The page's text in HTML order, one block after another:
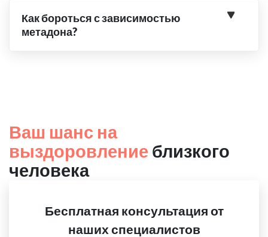
Как бороться с зависимостью
метадона?
Ваш шанс на
выздоровление близкого
человека
Бесплатная консультация от
наших специалистов